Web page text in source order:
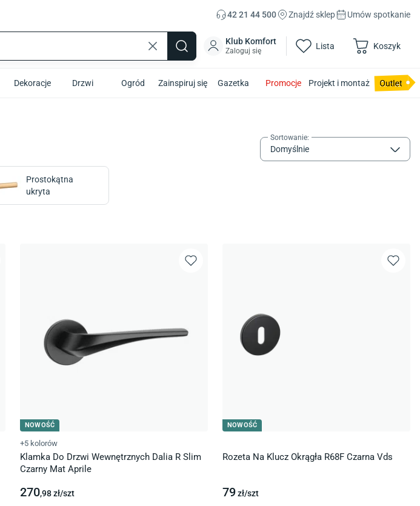
42 21 44 500 Znajdź sklep Umów spotkanie
Klub Komfort
Zaloguj się Lista Koszyk
Dekoracje Drzwi Ogród Zainspiruj się Gazetka Promocje Projekt i montaż
Sortowanie:
Domyślnie
Prostokątna
ukryta
NOWOŚĆ
+5 kolorów
Klamka Do Drzwi Wewnętrznych Dalia R Slim
Czarny Mat Aprile
270,98zł/szt
NOWOŚĆ
Rozeta Na Klucz Okrągła R68F Czarna Vds
79zł/szt